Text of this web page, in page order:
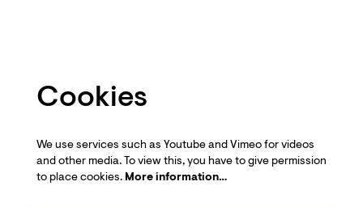
Cookies
We use services such as Youtube and Vimeo for videos
and other media. To view this, you have to give permission
to place cookies. More information…